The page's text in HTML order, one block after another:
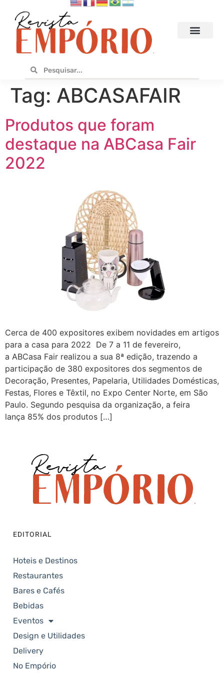
Tag: ABCASAFAIR
Produtos que foram
destaque na ABCasa Fair
2022
Cerca de 400 expositores exibem novidades em artigos
para a casa para 2022 De 7 a 11 de fevereiro,
a ABCasa Fair realizou a sua 8ª edição, trazendo a
participação de 380 expositores dos segmentos de
Decoração, Presentes, Papelaria, Utilidades Domésticas,
Festas, Flores e Têxtil, no Expo Center Norte, em São
Paulo. Segundo pesquisa da organização, a feira
lança 85% dos produtos […]
EDITORIAL
Hoteis e Destinos
Restaurantes
Bares e Cafés
Bebidas
Eventos
Design e Utilidades
Delivery
No Empório